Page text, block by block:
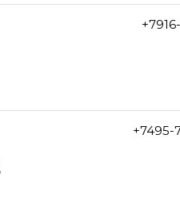
+7495-